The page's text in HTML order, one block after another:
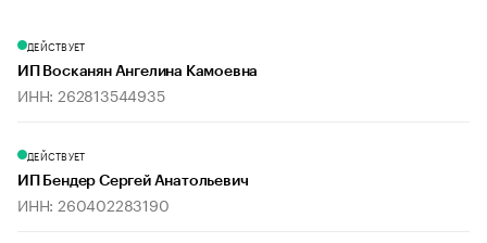
ДЕЙСТВУЕТ
ИП Восканян Ангелина Камоевна
ИНН: 262813544935
ДЕЙСТВУЕТ
ИП Бендер Сергей Анатольевич
ИНН: 260402283190